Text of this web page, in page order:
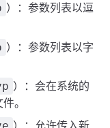
）：参数列表以逗
）：参数列表以字
）：会在系统的
。
）：允许传入新